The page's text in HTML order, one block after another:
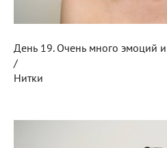
День 19. Очень много эмоций и
/
Нитки